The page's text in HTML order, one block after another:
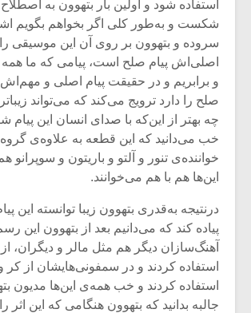
استفاده شود و اولین بار بتهوون به
شکست و به‌طور کلی اگر بخواهم بگویم
سروده و بتهوون بر روی آن این موسیقی را
اصلی‌اش پیام صلح است، پیامی که ما همه
و برابریم و در حقیقت پیام اصلی و
صلح را دارد ترویج می‌کند که می‌تواند
چه بهتر از این‌که با صدای انسان این پیام
خب می‌دانید که این قطعه به علاوه‌ی گروه
خواننده‌ی تنور و آلتو و باریتون و
این‌ها هم با هم می‌خوانند.
درنتیجه به‌قدری بتهوون زیبا توانسته این
پیاده کند که می‌دانیم بعد از بتهوون این
آهنگ‌سازان دیگر هم مثل مالر و دیگران،
استفاده کردند و در سمفونی‌هایشان از کر
استفاده کردند و خب همه‌ی این‌ها مدیون
جالبه بدانید که بتهوون هنگامی که این
اگر نمی توانی
مشهورترین باشی،
بدنام ترین باش